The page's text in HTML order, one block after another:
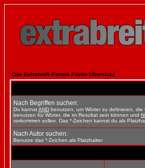
Das Extrabreit-Forum Foren-Übersicht
Nach Begriffen suchen:
Du kannstAND benutzen, um Wörter zu definieren, die
benutzen für Wörter, die im Resultat sein können und
vorkommen sollen. Das *-Zeichen kannst du als
Nach Autor suchen:
Benutze das *-Zeichen als Platzhalter